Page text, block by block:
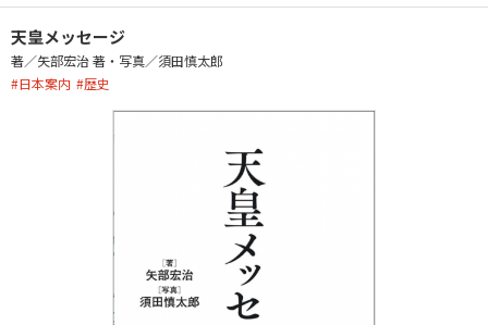
天皇メッセージ
著／矢部宏治 著・写真／須田慎太郎
#日本案内 #歴史